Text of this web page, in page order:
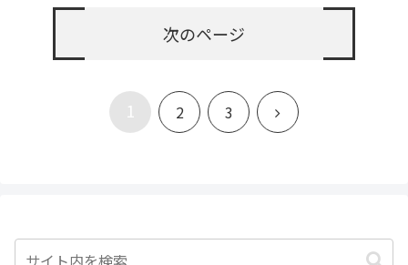
次のページ
1 2 3
次